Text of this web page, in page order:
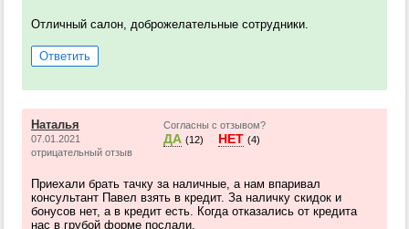
Отличный салон, доброжелательные сотрудники.
Ответить
Наталья
07.01.2021
отрицательный отзыв
Согласны с отзывом?
ДА (12) НЕТ (4)
Приехали брать тачку за наличные, а нам впаривал
консультант Павел взять в кредит. За наличку скидок и
бонусов нет, а в кредит есть. Когда отказались от кредита
нас в грубой форме послали.